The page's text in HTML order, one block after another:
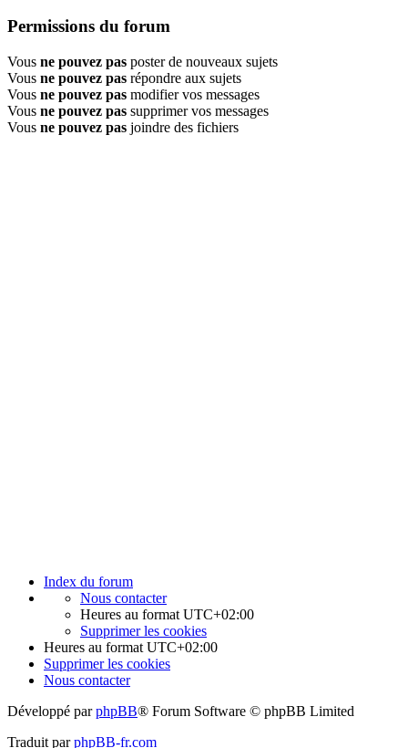
Permissions du forum
Vous ne pouvez pas poster de nouveaux sujets
Vous ne pouvez pas répondre aux sujets
Vous ne pouvez pas modifier vos messages
Vous ne pouvez pas supprimer vos messages
Vous ne pouvez pas joindre des fichiers
Index du forum
Nous contacter
Heures au format UTC+02:00
Supprimer les cookies
Heures au format UTC+02:00
Supprimer les cookies
Nous contacter
Développé parphpBB® Forum Software © phpBB Limited
Traduit parphpBB-fr.com